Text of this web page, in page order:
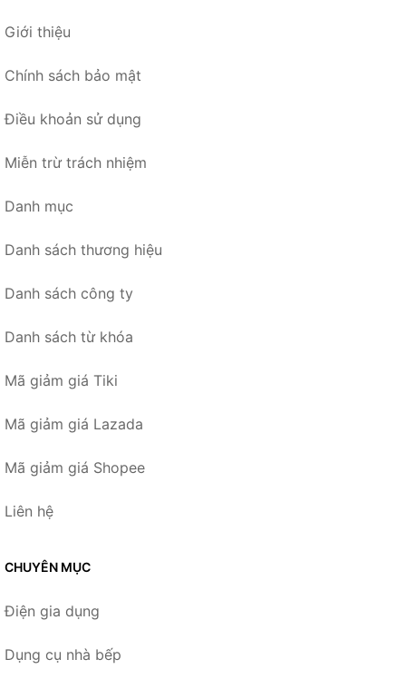
Giới thiệu
Chính sách bảo mật
Điều khoản sử dụng
Miễn trừ trách nhiệm
Danh mục
Danh sách thương hiệu
Danh sách công ty
Danh sách từ khóa
Mã giảm giá Tiki
Mã giảm giá Lazada
Mã giảm giá Shopee
Liên hệ
CHUYÊN MỤC
Điện gia dụng
Dụng cụ nhà bếp